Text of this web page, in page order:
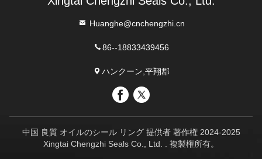
Huanghe@cnchengzhi.cn
86--18833439456
ハンクーン,平翔郡
中国 良質 オイルのシール リング 提供者 著作権 2024-2025
Xingtai Chengzhi Seals Co., Ltd. . 複製権所有。